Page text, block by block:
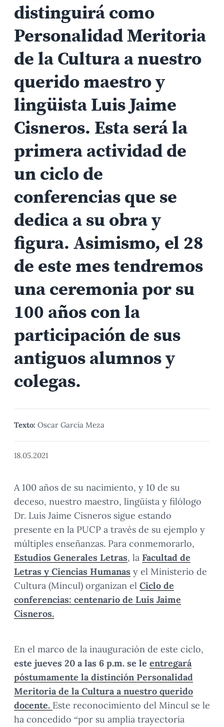
distinguirá como
Personalidad Meritoria
de la Cultura a nuestro
querido maestro y
lingüista Luis Jaime
Cisneros. Esta será la
primera actividad de
un ciclo de
conferencias que se
dedica a su obra y
figura. Asimismo, el 28
de este mes tendremos
una ceremonia por su
100 años con la
participación de sus
antiguos alumnos y
colegas.
Texto: Oscar García Meza
18.05.2021
A 100 años de su nacimiento, y 10 de su
deceso, nuestro maestro, lingüista y filólogo
Dr. Luis Jaime Cisneros sigue estando
presente en la PUCP a través de su ejemplo y
múltiples enseñanzas. Para conmemorarlo,
Estudios Generales Letras, la Facultad de
Letras y Ciencias Humanas y el Ministerio de
Cultura (Mincul) organizan el Ciclo de
conferencias: centenario de Luis Jaime
Cisneros.
En el marco de la inauguración de este ciclo,
este jueves 20 a las 6 p.m. se le entregará
póstumamente la distinción Personalidad
Meritoria de la Cultura a nuestro querido
docente. Este reconocimiento del Mincul se le
ha concedido “por su amplia trayectoria